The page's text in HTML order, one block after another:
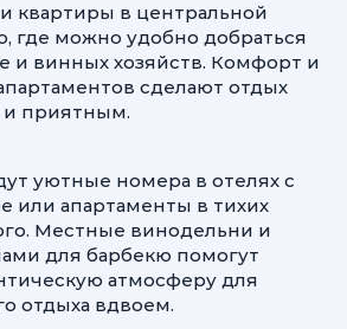
квартиры в центральной
где можно удобно добраться
и винных хозяйств. Комфорт и
сделают отдых
приятным.
уютные номера в отелях с
или апартаменты в тихих
Местные винодельни и
для барбекю помогут
атмосферу для
отдыха вдвоем.